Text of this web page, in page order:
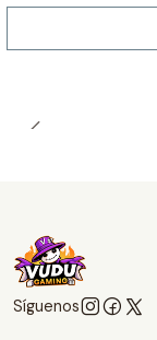
Síguenos